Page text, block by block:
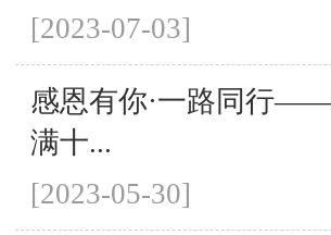
[2023-07-03]
感恩有你·一路同行
满十...
[2023-05-30]